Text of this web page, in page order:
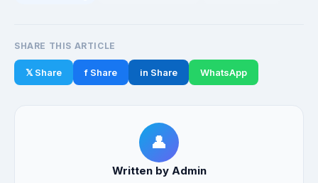
SHARE THIS ARTICLE
𝕏 Share f Share in Share WhatsApp
👤
Written by Admin